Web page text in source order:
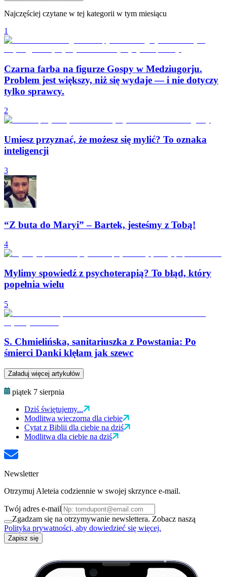
Najczęściej czytane w tej kategorii w tym miesiącu
1
Czarna farba na figurze Gospy w Medziugorju.
Problem jest większy, niż się wydaje — i nie dotyczy
tylko sprawcy.
2
Umiesz przyznać, że możesz się mylić? To oznaka
inteligencji
3
“Z buta do Maryi” – Bartek, jesteśmy z Tobą!
4
Mylimy spowiedź z psychoterapią? To błąd, który
popełnia wielu
5
S. Chmielińska, sanitariuszka z Powstania: Po
śmierci Danki klęłam jak szewc
Załaduj więcej artykułów
piątek 7 sierpnia
Dziś świętujemy...
Modlitwa wieczorna dla ciebie
Cytat z Biblii dla ciebie na dziś
Modlitwa dla ciebie na dziś
Newsletter
Otrzymuj Aleteia codziennie w swojej skrzynce e-mail.
Twój adres e-mail
Zgadzam się na otrzymywanie newslettera. Zobacz naszą
Polityka prywatności, aby dowiedzieć się więcej.
Zapisz się